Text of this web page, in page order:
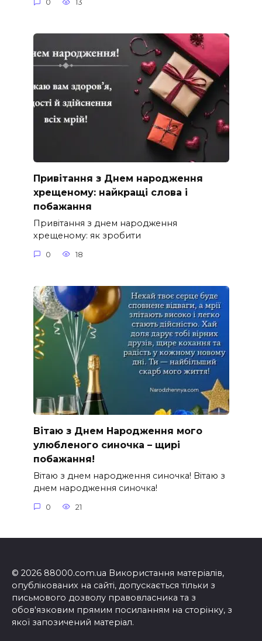
0 13
Привітання з Днем народження
хрещеному: найкращі слова і
побажання
Привітання з днем народження
хрещеному: як зробити
0 18
Вітаю з Днем Народження мого
улюбленого синочка – щирі
побажання!
Вітаю з днем народження синочка! Вітаю з
днем народження синочка!
0 21
© 2026 88000.com.ua Використання матеріалів,
опублікованих на сайті, допускається тільки з
письмового дозволу правовласника та з
обов'язковим прямим посиланням на сторінку, з
якої запозичений матеріал.